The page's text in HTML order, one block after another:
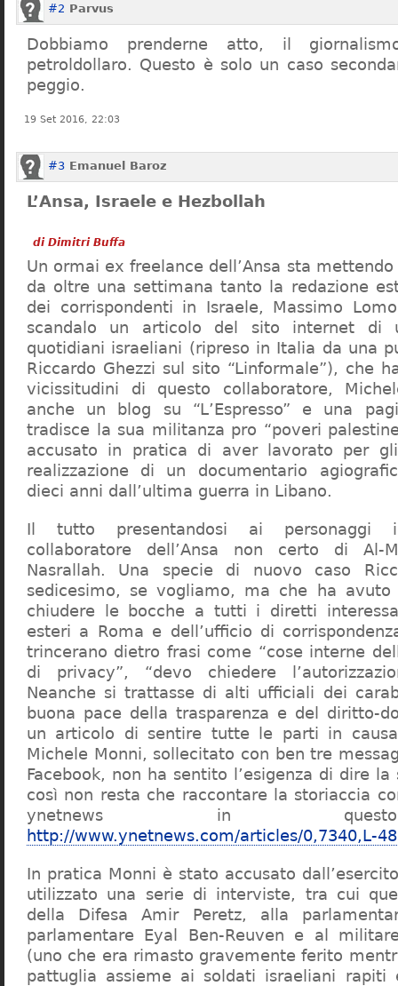
#2 Parvus
Dobbiamo prenderne atto, il
petroldollaro. Questo è solo un caso
peggio.
19 Set 2016, 22:03
#3 Emanuel Baroz
L’Ansa, Israele e Hezbollah
di Dimitri Buffa
Un ormai ex freelance dell’Ansa sta
da oltre una settimana tanto la redazione
dei corrispondenti in Israele, Massimo
scandalo un articolo del sito internet di
quotidiani israeliani (ripreso in Italia da una
Riccardo Ghezzi sul sito “Linformale”), che
vicissitudini di questo collaboratore,
anche un blog su “L’Espresso” e una
tradisce la sua militanza pro “poveri
accusato in pratica di aver lavorato per
realizzazione di un documentario
dieci anni dall’ultima guerra in Libano.
Il tutto presentandosi ai personaggi
collaboratore dell’Ansa non certo di
Nasrallah. Una specie di nuovo caso
sedicesimo, se vogliamo, ma che ha
chiudere le bocche a tutti i diretti
esteri a Roma e dell’ufficio di
trincerano dietro frasi come “cose interne
di privacy”, “devo chiedere
Neanche si trattasse di alti ufficiali dei
buona pace della trasparenza e del diritto-
un articolo di sentire tutte le parti in
Michele Monni, sollecitato con ben tre
Facebook, non ha sentito l’esigenza di dire
così non resta che raccontare la storiaccia
ynetnews in
http://www.ynetnews.com/articles/0,7340,L-
In pratica Monni è stato accusato
utilizzato una serie di interviste, tra cui
della Difesa Amir Peretz, alla
parlamentare Eyal Ben-Reuven e al
(uno che era rimasto gravemente ferito
pattuglia assieme ai soldati israeliani rapiti